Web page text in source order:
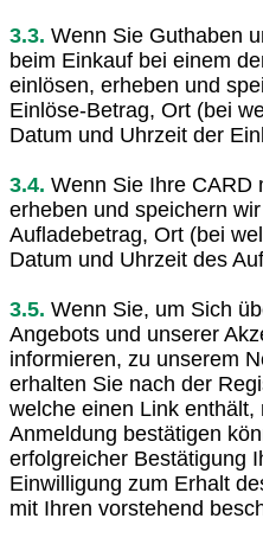
3.3. Wenn Sie Guthaben
beim Einkauf bei einem
einlösen, erheben und
Einlöse-Betrag, Ort (bei
Datum und Uhrzeit der
3.4. Wenn Sie Ihre CARD
erheben und speichern
Aufladebetrag, Ort (bei
Datum und Uhrzeit des
3.5. Wenn Sie, um Sich
Angebots und unserer
informieren, zu unserem
erhalten Sie nach der
welche einen Link enthält,
Anmeldung bestätigen
erfolgreicher Bestätigung
Einwilligung zum Erhalt
mit Ihren vorstehend